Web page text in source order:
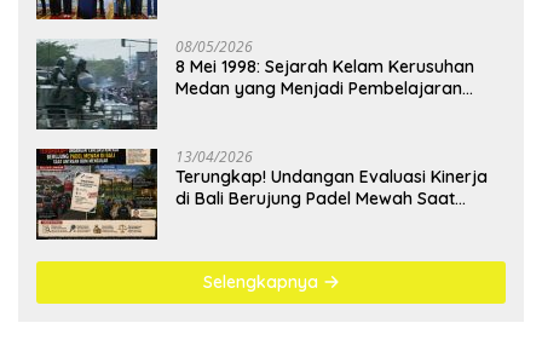
08/05/2026
8 Mei 1998: Sejarah Kelam Kerusuhan
Medan yang Menjadi Pembelajaran
13/04/2026
Terungkap! Undangan Evaluasi Kinerja
di Bali Berujung Padel Mewah Saat
Selengkapnya